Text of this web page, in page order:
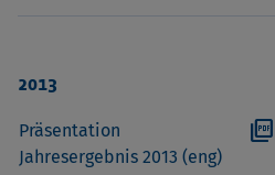
2013
Präsentation
Jahresergebnis 2013 (eng)
picture_as_pdf